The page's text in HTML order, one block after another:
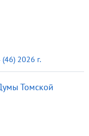
2026 г.
Томской